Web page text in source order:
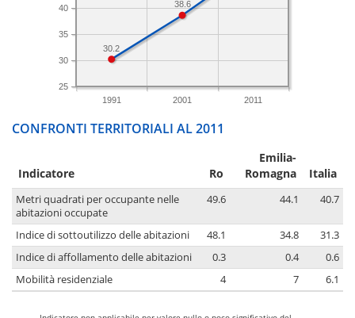
1991 2001 2011
25
30
35
40 38.6
30.2
CONFRONTI TERRITORIALI AL 2011
Indicatore Ro
Emilia-
Romagna
Italia
Metri quadrati per occupante nelle
abitazioni occupate
49.6 44.1 40.7
Indice di sottoutilizzo delle abitazioni 48.1 34.8
31.3
Indice di affollamento delle abitazioni
0.3 0.4
0.6
Mobilità residenziale
4 7 6.1